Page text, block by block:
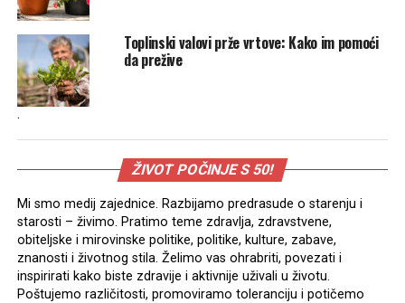
Toplinski valovi prže vrtove: Kako im pomoći
da prežive
.
ŽIVOT POČINJE S 50!
Mi smo medij zajednice. Razbijamo predrasude o starenju i
starosti – živimo. Pratimo teme zdravlja, zdravstvene,
obiteljske i mirovinske politike, politike, kulture, zabave,
znanosti i životnog stila. Želimo vas ohrabriti, povezati i
inspirirati kako biste zdravije i aktivnije uživali u životu.
Poštujemo različitosti, promoviramo toleranciju i potičemo